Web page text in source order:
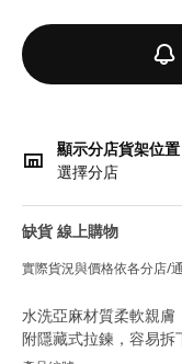
顯示分店貨架位置
選擇分店
缺貨 線上購物
實際貨況與價格依各分店/
水洗亞麻材質柔軟親
附隱藏式拉鍊，容易拆